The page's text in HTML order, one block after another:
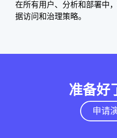
在所有用户、分析和部署中
据访问和治理策略。
准备好
申请